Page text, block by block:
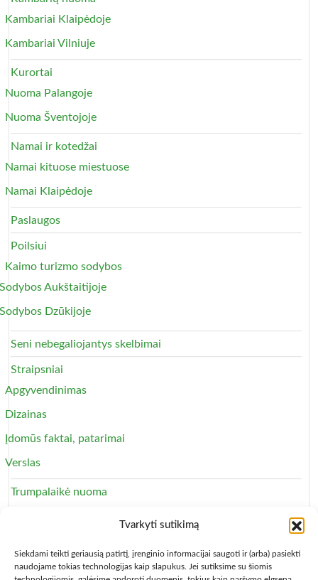
Tvarkyti sutikimą
Siekdami teikti geriausią patirtį, įrenginio informacijai saugoti ir (arba) pasiekti
naudojame tokias technologijas kaip slapukus. Jei sutiksime su šiomis
Kambariai Klaipėdoje
Kambariai Vilniuje
Kurortai
Nuoma Palangoje
Nuoma Šventojoje
Namai ir kotedžai
Namai kituose miestuose
Namai Klaipėdoje
Paslaugos
Poilsiui
Kaimo turizmo sodybos
Sodybos Aukštaitijoje
Sodybos Dzūkijoje
Seni nebegaliojantys skelbimai
Straipsniai
Apgyvendinimas
Dizainas
Įdomūs faktai, patarimai
Verslas
Trumpalaikė nuoma